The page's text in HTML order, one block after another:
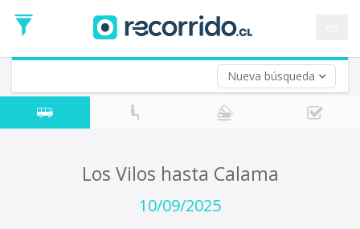
Nueva búsqueda
de
Ida
Vuelta (opcional)
Fecha
de
Los Vilos hasta Calama
10/09/2025